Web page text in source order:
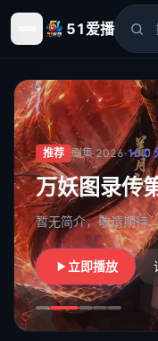
51爱播
51爱播- 电影、电视
推荐 剧集·2026·10.0
万妖图录传
暂无简介，敬请期待
立即播放